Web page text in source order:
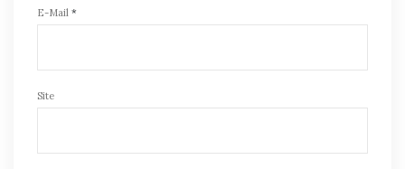
E-Mail *
Site